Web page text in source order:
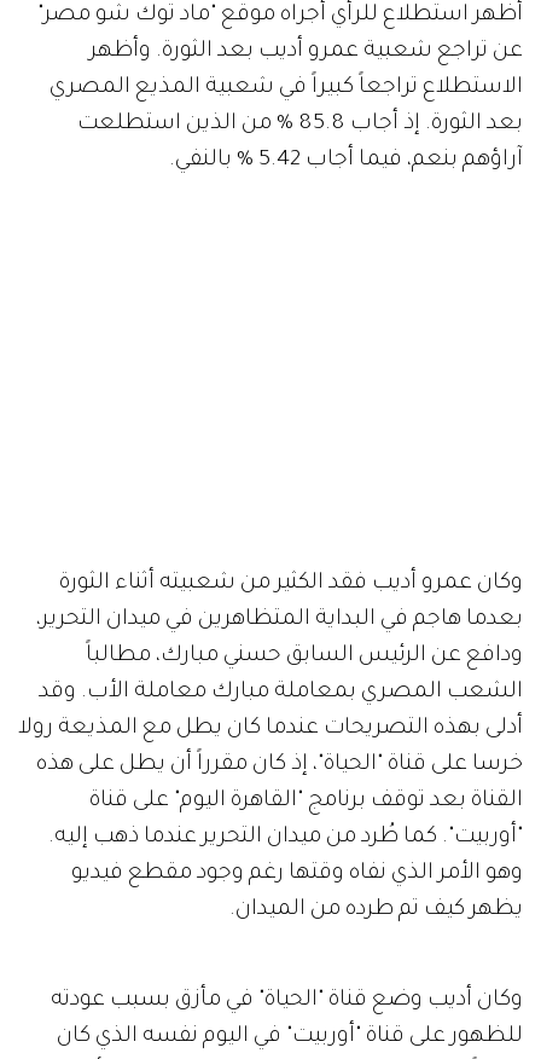
أظهر استطلاع للرأي أجراه موقع "ماد توك شو مصر"
عن تراجع شعبية عمرو أديب بعد الثورة. وأظهر
الاستطلاع تراجعاً كبيراً في شعبية المذيع المصري
بعد الثورة. إذ أجاب 85.8 % من الذين استطلعت
آراؤهم بنعم، فيما أجاب 5.42 % بالنفي.
وكان عمرو أديب فقد الكثير من شعبيته أثناء الثورة
بعدما هاجم في البداية المتظاهرين في ميدان التحرير،
ودافع عن الرئيس السابق حسني مبارك، مطالباً
الشعب المصري بمعاملة مبارك معاملة الأب. وقد
أدلى بهذه التصريحات عندما كان يطل مع المذيعة رولا
خرسا على قناة "الحياة"، إذ كان مقرراً أن يطل على هذه
القناة بعد توقف برنامج "القاهرة اليوم" على قناة
"أوربيت". كما طُرد من ميدان التحرير عندما ذهب إليه.
وهو الأمر الذي نفاه وقتها رغم وجود مقطع فيديو
يظهر كيف تم طرده من الميدان.
وكان أديب وضع قناة "الحياة" في مأزق بسبب عودته
للظهور على قناة "أوربيت" في اليوم نفسه الذي كان